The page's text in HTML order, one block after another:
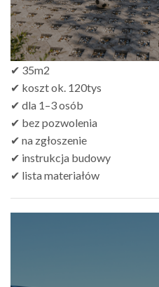
✔ 35m2
✔ koszt ok. 120tys
✔ dla 1–3 osób
✔ bez pozwolenia
✔ na zgłoszenie
✔ instrukcja budowy
✔ lista materiałów